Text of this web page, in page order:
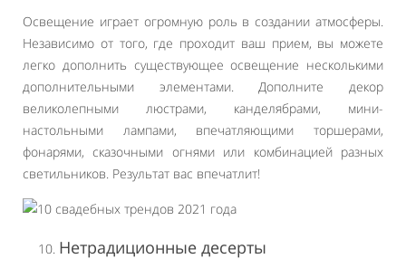
Освещение играет огромную роль в создании атмосферы.
Независимо от того, где проходит ваш прием, вы можете
легко дополнить существующее освещение несколькими
дополнительными элементами. Дополните декор
великолепными люстрами, канделябрами, мини-
настольными лампами, впечатляющими торшерами,
фонарями, сказочными огнями или комбинацией разных
светильников. Результат вас впечатлит!
Нетрадиционные десерты